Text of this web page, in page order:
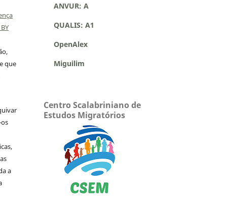
que
a
ANVUR: A
QUALIS: A1
OpenAlex
Miguilim
Centro Scalabriniano de
Estudos Migratórios